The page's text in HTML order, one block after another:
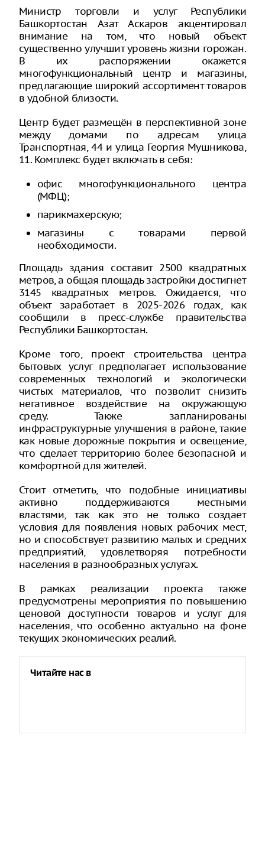
Министр торговли и услуг Республики
Башкортостан Азат Аскаров акцентировал
внимание на том, что новый объект
существенно улучшит уровень жизни горожан.
В их распоряжении окажется
многофункциональный центр и магазины,
предлагающие широкий ассортимент товаров
в удобной близости.
Центр будет размещён в перспективной зоне
между домами по адресам улица
Транспортная, 44 и улица Георгия Мушникова,
11. Комплекс будет включать в себя:
офис многофункционального центра
(МФЦ);
парикмахерскую;
магазины с товарами первой
необходимости.
Площадь здания составит 2500 квадратных
метров, а общая площадь застройки достигнет
3145 квадратных метров. Ожидается, что
объект заработает в 2025-2026 годах, как
сообщили в пресс-службе правительства
Республики Башкортостан.
Кроме того, проект строительства центра
бытовых услуг предполагает использование
современных технологий и экологически
чистых материалов, что позволит снизить
негативное воздействие на окружающую
среду. Также запланированы
инфраструктурные улучшения в районе, такие
как новые дорожные покрытия и освещение,
что сделает территорию более безопасной и
комфортной для жителей.
Стоит отметить, что подобные инициативы
активно поддерживаются местными
властями, так как это не только создает
условия для появления новых рабочих мест,
но и способствует развитию малых и средних
предприятий, удовлетворяя потребности
населения в разнообразных услугах.
В рамках реализации проекта также
предусмотрены мероприятия по повышению
ценовой доступности товаров и услуг для
населения, что особенно актуально на фоне
текущих экономических реалий.
Читайте нас в